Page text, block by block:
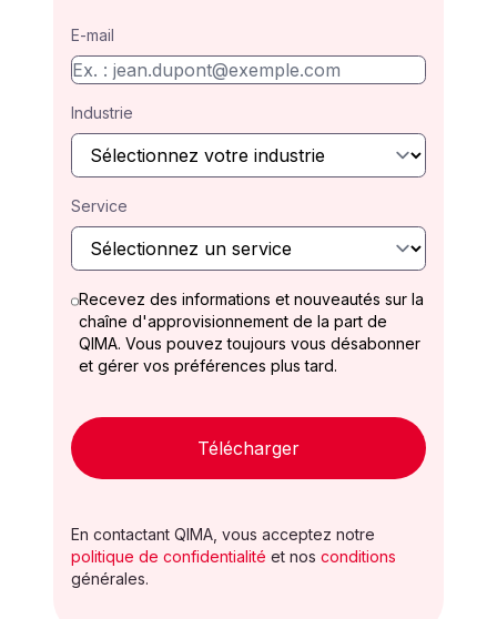
E-mail
Industrie
Service
Recevez des informations et nouveautés sur la
chaîne d'approvisionnement de la part de
QIMA. Vous pouvez toujours vous désabonner
et gérer vos préférences plus tard.
Télécharger
En contactant QIMA, vous acceptez notre
politique de confidentialité et nos conditions
générales.